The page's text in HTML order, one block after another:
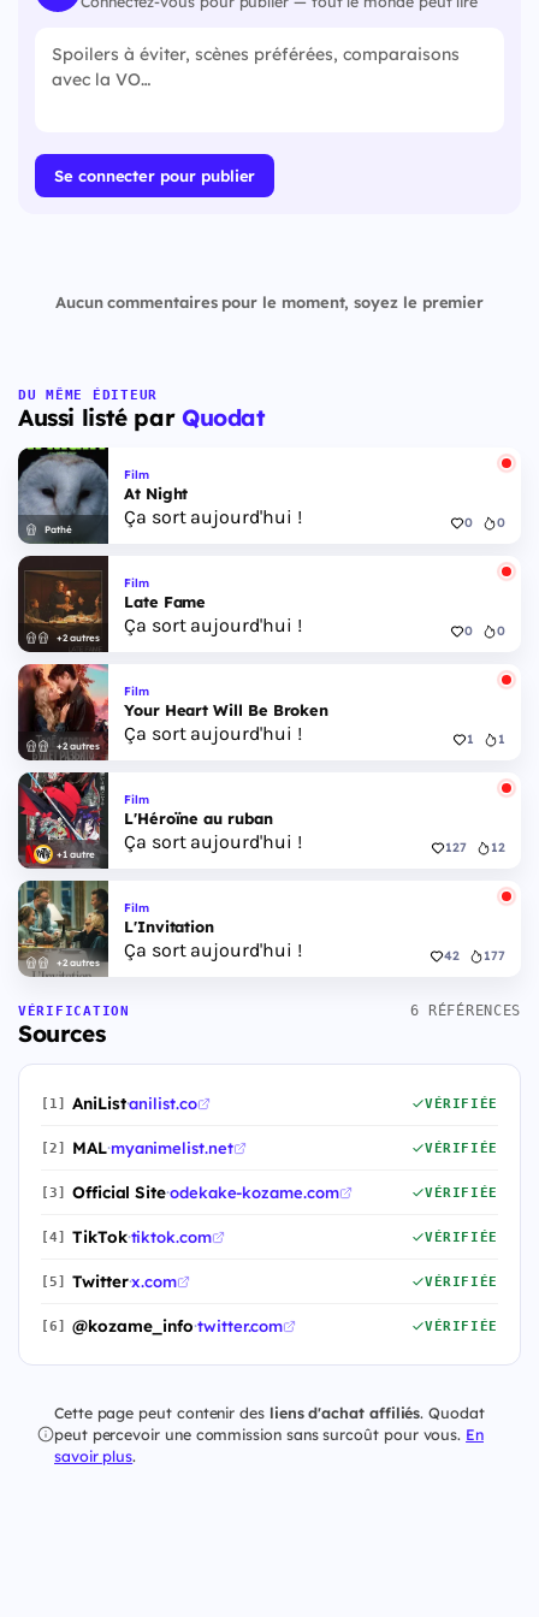
Se connecter pour publier
Aucun commentaires pour le moment, soyez le premier
DU MÊME ÉDITEUR
Aussi listé par Quodat
Pathé
Film
At Night
Ça sort aujourd'hui ! 0 0
+2 autres
Film
Late Fame
Ça sort aujourd'hui ! 0 0
+2 autres
Film
Your Heart Will Be Broken
Ça sort aujourd'hui ! 1 1
+1 autre
Film
L'Héroïne au ruban
Ça sort aujourd'hui ! 127 12
+2 autres
Film
L'Invitation
Ça sort aujourd'hui ! 42 177
VÉRIFICATION
Sources
6 RÉFÉRENCES
[1] AniList·anilist.co VÉRIFIÉE
[2] MAL·myanimelist.net VÉRIFIÉE
[3] Official Site·odekake-kozame.com VÉRIFIÉE
[4] TikTok·tiktok.com VÉRIFIÉE
[5] Twitter·x.com VÉRIFIÉE
[6] @kozame_info·twitter.com VÉRIFIÉE
Cette page peut contenir des liens d'achat affiliés. Quodat
peut percevoir une commission sans surcoût pour vous. En
savoir plus.